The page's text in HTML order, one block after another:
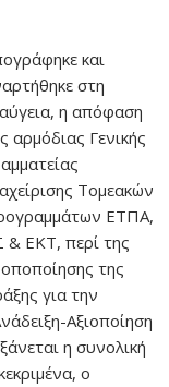
και
στη
η απόφαση
αρμόδιας Γενικής
Τομεακών
ΕΤΠΑ,
& ΕΚΤ, περί της
της
για την
Αξιοποίηση
η συνολική
ο